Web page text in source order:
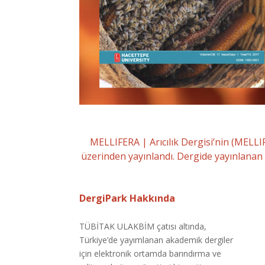
MELLIFERA | Arıcılık Dergisi’nin
üzerinden yayınlandı. Dergide
DergiPark Hakkında
TÜBİTAK ULAKBİM çatısı altında,
Türkiye’de yayımlanan akademik dergiler
için elektronik ortamda barındırma ve